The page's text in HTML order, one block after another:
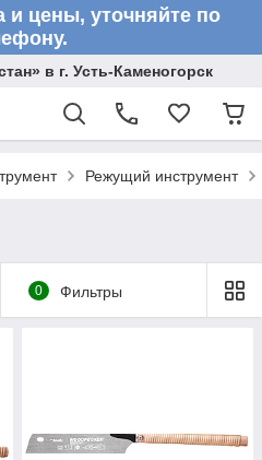
и цены, уточняйте по
в г. Усть-Каменогорск
Режущий инструмент
0 Фильтры